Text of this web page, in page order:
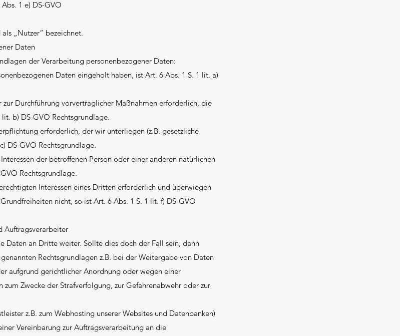
1 e) DS-GVO
„Nutzer“ bezeichnet.
Daten
der Verarbeitung personenbezogener Daten:
Daten eingeholt haben, ist Art. 6 Abs. 1 S. 1 lit. a)
Durchführung vorvertraglicher Maßnahmen erforderlich, die
b) DS-GVO Rechtsgrundlage.
erforderlich, der wir unterliegen (z.B. gesetzliche
DS-GVO Rechtsgrundlage.
der betroffenen Person oder einer anderen natürlichen
Rechtsgrundlage.
Interessen eines Dritten erforderlich und überwiegen
nicht, so ist Art. 6 Abs. 1 S. 1 lit. f) DS-GVO
Auftragsverarbeiter
Daten an Dritte weiter. Sollte dies doch der Fall sein, dann
Rechtsgrundlagen z.B. bei der Weitergabe von Daten
aufgrund gerichtlicher Anordnung oder wegen einer
Zwecke der Strafverfolgung, zur Gefahrenabwehr oder zur
z.B. zum Webhosting unserer Websites und Datenbanken)
Vereinbarung zur Auftragsverarbeitung an die